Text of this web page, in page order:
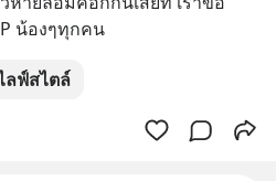
น้องๆทุกคน
ลฟ์สไตล์